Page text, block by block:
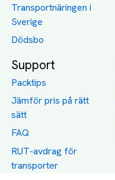
Transportnäringen i
Sverige
Dödsbo
Support
Packtips
Jämför pris på rätt
sätt
FAQ
RUT-avdrag för
transporter